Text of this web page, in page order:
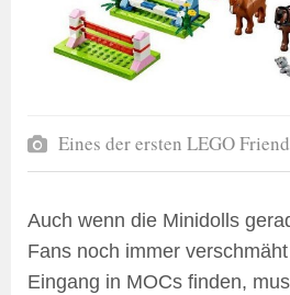
Eines der ersten LEGO
Auch wenn die Minidolls
Fans noch immer
Eingang in MOCs finden,